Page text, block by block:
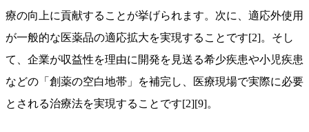
療の向上に貢献することが挙げられます。次に、適応外使用
が一般的な医薬品の適応拡大を実現することです[2]。そし
て、企業が収益性を理由に開発を見送る希少疾患や小児疾患
などの「創薬の空白地帯」を補完し、医療現場で実際に必要
とされる治療法を実現することです[2][9]。